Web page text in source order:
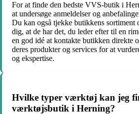
For at finde den bedste VVS-butik i
at undersøge anmeldelser og
Du kan også tjekke butikkens sortiment
dig, at de har det, du leder efter til en
en god idé at kontakte butikken direkte
deres produkter og services for at
og ekspertise.
Hvilke typer værktøj kan jeg
værktøjsbutik i Herning?